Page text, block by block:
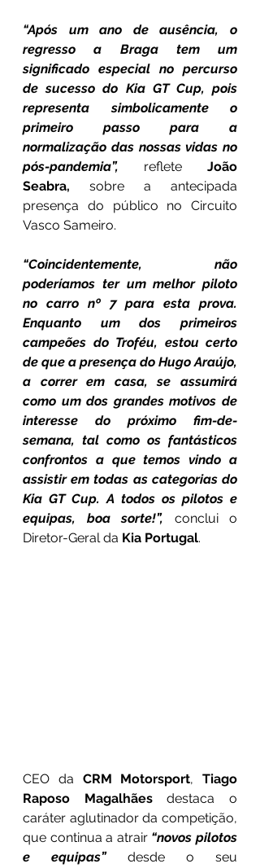
“Após um ano de ausência, o
regresso a Braga tem um
significado especial no percurso
de sucesso do Kia GT Cup, pois
representa simbolicamente o
primeiro passo para a
normalização das nossas vidas no
pós-pandemia”, reflete João
Seabra, sobre a antecipada
presença do público no Circuito
Vasco Sameiro.
“Coincidentemente, não
poderíamos ter um melhor piloto
no carro nº 7 para esta prova.
Enquanto um dos primeiros
campeões do Troféu, estou certo
de que a presença do Hugo Araújo,
a correr em casa, se assumirá
como um dos grandes motivos de
interesse do próximo fim-de-
semana, tal como os fantásticos
confrontos a que temos vindo a
assistir em todas as categorias do
Kia GT Cup. A todos os pilotos e
equipas, boa sorte!”, conclui o
Diretor-Geral da Kia Portugal.
CEO da CRM Motorsport, Tiago
Raposo Magalhães destaca o
caráter aglutinador da competição,
que continua a atrair “novos pilotos
e equipas” desde o seu